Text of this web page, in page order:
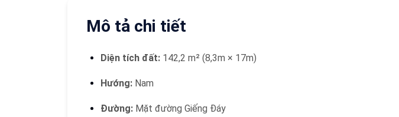
Mô tả chi tiết
Diện tích đất: 142,2 m² (8,3m × 17m)
Hướng: Nam
Đường: Mặt đường Giếng Đáy